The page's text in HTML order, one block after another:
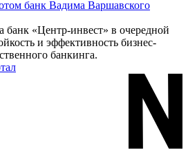
банк «Центр-инвест» в очередной
и эффективность бизнес-
банкинга.